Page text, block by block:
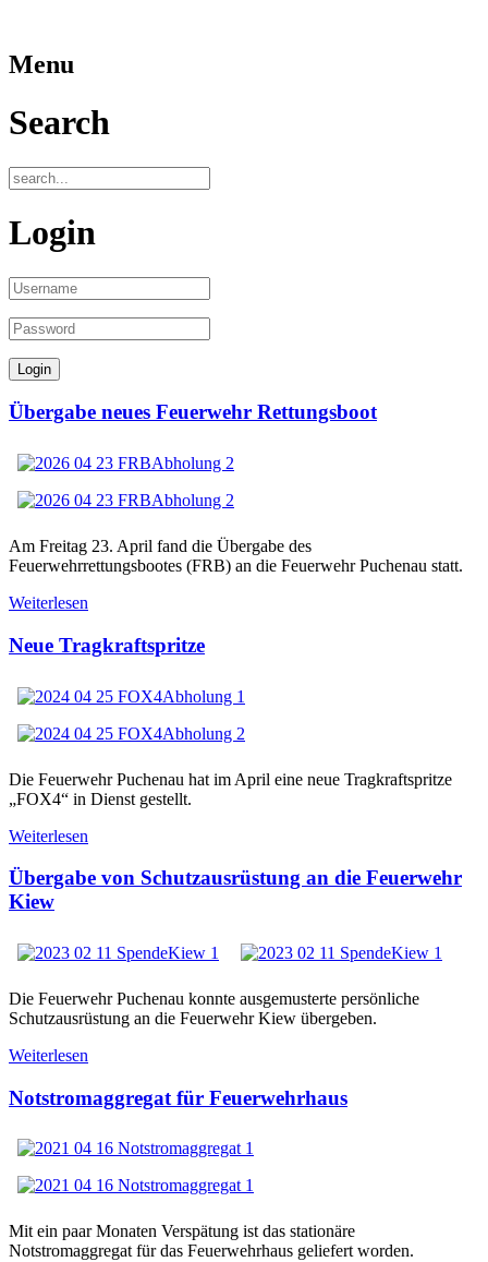
Menu
Search
Login
Übergabe neues Feuerwehr Rettungsboot
Am Freitag 23. April fand die Übergabe des
Feuerwehrrettungsbootes (FRB) an die Feuerwehr Puchenau statt.
Weiterlesen
Neue Tragkraftspritze
Die Feuerwehr Puchenau hat im April eine neue Tragkraftspritze
„FOX4“ in Dienst gestellt.
Weiterlesen
Übergabe von Schutzausrüstung an die Feuerwehr
Kiew
Die Feuerwehr Puchenau konnte ausgemusterte persönliche
Schutzausrüstung an die Feuerwehr Kiew übergeben.
Weiterlesen
Notstromaggregat für Feuerwehrhaus
Mit ein paar Monaten Verspätung ist das stationäre
Notstromaggregat für das Feuerwehrhaus geliefert worden.